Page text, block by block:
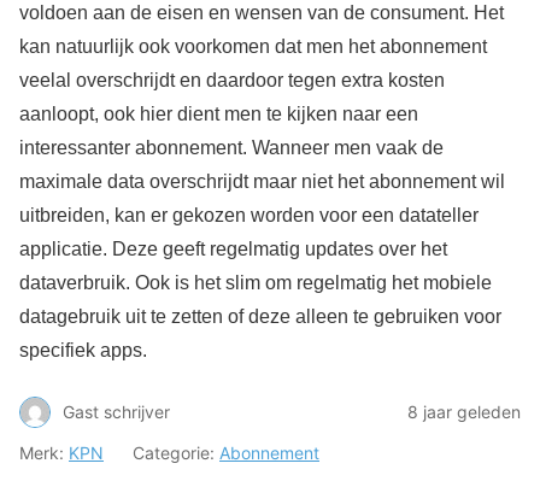
voldoen aan de eisen en wensen van de consument. Het
kan natuurlijk ook voorkomen dat men het abonnement
veelal overschrijdt en daardoor tegen extra kosten
aanloopt, ook hier dient men te kijken naar een
interessanter abonnement. Wanneer men vaak de
maximale data overschrijdt maar niet het abonnement wil
uitbreiden, kan er gekozen worden voor een datateller
applicatie. Deze geeft regelmatig updates over het
dataverbruik. Ook is het slim om regelmatig het mobiele
datagebruik uit te zetten of deze alleen te gebruiken voor
specifiek apps.
Gast schrijver
8 jaar geleden
Merk: KPN Categorie: Abonnement